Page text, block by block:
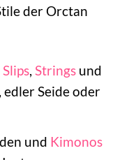
der Orctan
Slips, Strings und
edler Seide oder
und Kimonos